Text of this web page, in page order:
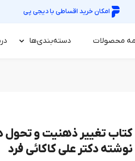
امکان خرید اقساطی بادیجی پی
محصولات دسته‌بندی‌ها
کتاب تغییر ذهنیت و تحول
نوشته دکتر علی کاکائی فرد